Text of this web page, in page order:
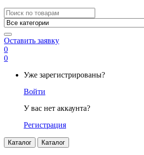
Search
for:
Оставить заявку
0
0
Уже зарегистрированы?
Войти
У вас нет аккаунта?
Регистрация
Каталог Каталог